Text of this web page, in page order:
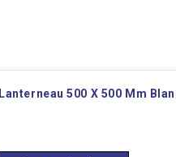
Lanterneau 500 X 500 Mm